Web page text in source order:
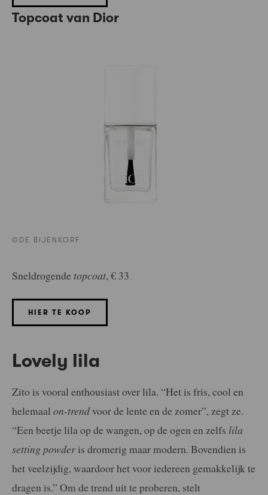
Topcoat van Dior
©DE BIJENKORF
Sneldrogende topcoat, € 33
HIER TE KOOP
Lovely lila
Zito is vooral enthousiast over lila. “Het is fris, cool en
helemaal on-trendvoor de lente en de zomer”, zegt ze.
“Een beetje lila op de wangen, op de ogen en zelfs lila
setting powder is dromerig maar modern. Bovendien is
het veelzijdig, waardoor het voor iedereen gemakkelijk te
dragen is.” Om de trend uit te proberen, stelt